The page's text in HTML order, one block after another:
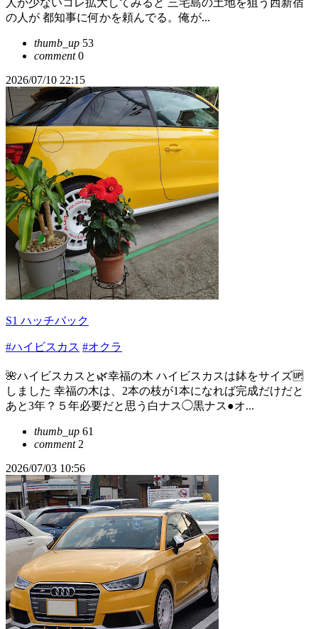
人が少ないコレ拡大してみると 三宅島の土地を狙う西新宿
の人が 都知事に何かを頼んでる。俺が...
thumb_up 53
comment0
2026/07/10 22:15
S1 ハッチバック
#ハイビスカス #オクラ
🌺ハイビスカスと🌿幸福の木 ハイビスカスは鉢をサイズ🆙
しました 幸福の木は、2本の枝が1本になれば完成だけだと
あと3年？５年必要だと思う白ナス◯黒ナス●オ...
thumb_up 61
comment2
2026/07/03 10:56